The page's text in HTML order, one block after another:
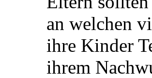
an welchen
ihre Kinder
ihrem